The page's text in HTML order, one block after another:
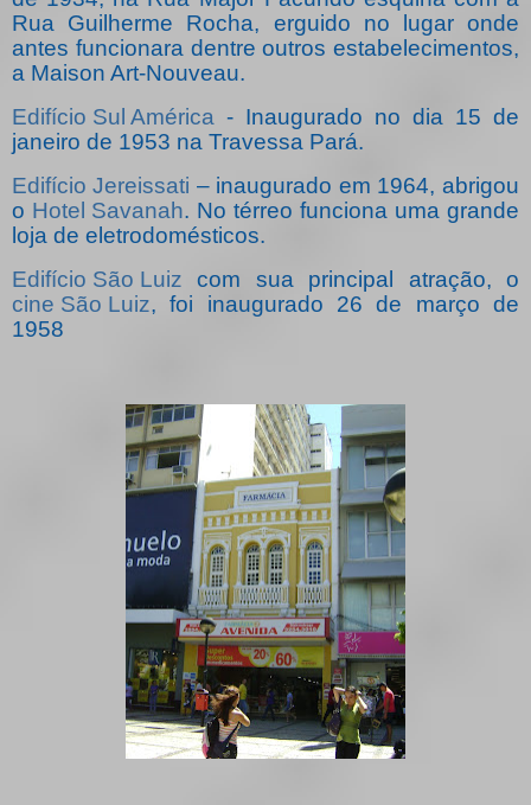
Rua Guilherme Rocha, erguido no lugar onde
antes funcionara dentre outros estabelecimentos,
a Maison Art-Nouveau.
Edifício Sul América - Inaugurado no dia 15 de
janeiro de 1953 na Travessa Pará.
Edifício Jereissati – inaugurado em 1964, abrigou
o Hotel Savanah. No térreo funciona uma grande
loja de eletrodomésticos.
Edifício São Luiz com sua principal atração, o
cine São Luiz, foi inaugurado 26 de março de
1958